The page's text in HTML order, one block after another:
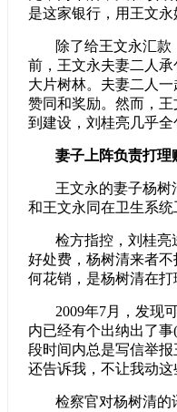
是这家银行，用王文
除了给王文永汇
前，王文永夫妻二人
大片树林。夫妻二人
赞同和奖励。然而，
到建设，刘桂亮几乎
妻子上阵负责打理
王文永的妻子杨树
和王文永同在卫生系统
检方指控，刘桂亮
好处费，杨树清来者
何花销，是杨树清在打
2009年7月，发现
内已经有个出纳出了
段时间内总是写信举
还告诉我，不让我动这
检察官对杨树清的